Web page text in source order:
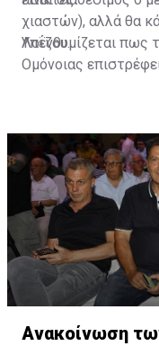
χιαστών), αλλά θα
Λοΐζου.
Υπενθυμίζεται πως
Ομόνοιας
Ανακοίνωση